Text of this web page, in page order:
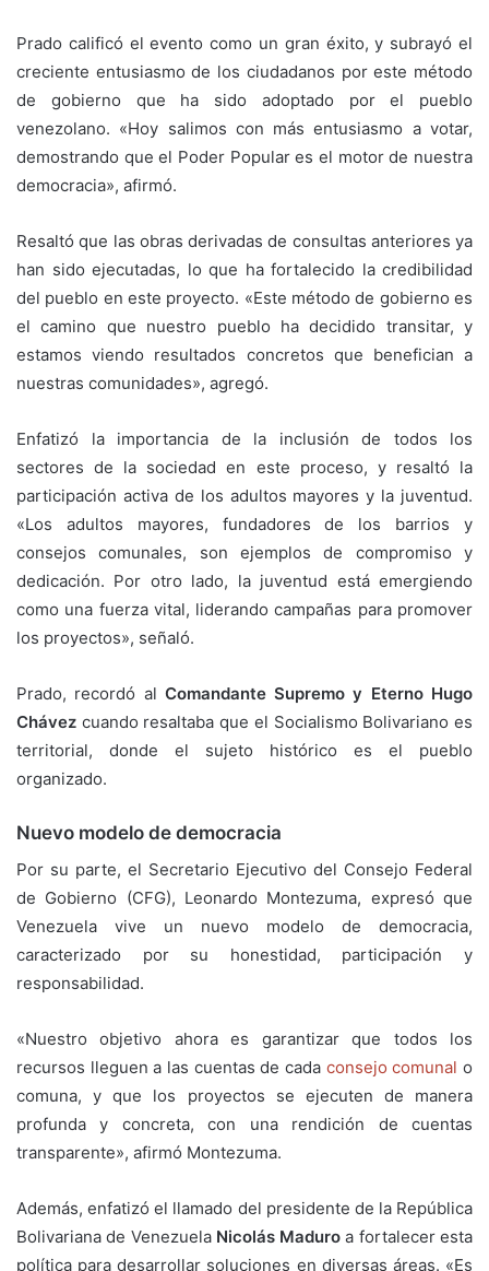
Prado calificó el evento como un gran éxito, y subrayó el
creciente entusiasmo de los ciudadanos por este método
de gobierno que ha sido adoptado por el pueblo
venezolano. «Hoy salimos con más entusiasmo a votar,
demostrando que el Poder Popular es el motor de nuestra
democracia», afirmó.
Resaltó que las obras derivadas de consultas anteriores ya
han sido ejecutadas, lo que ha fortalecido la credibilidad
del pueblo en este proyecto. «Este método de gobierno es
el camino que nuestro pueblo ha decidido transitar, y
estamos viendo resultados concretos que benefician a
nuestras comunidades», agregó.
Enfatizó la importancia de la inclusión de todos los
sectores de la sociedad en este proceso, y resaltó la
participación activa de los adultos mayores y la juventud.
«Los adultos mayores, fundadores de los barrios y
consejos comunales, son ejemplos de compromiso y
dedicación. Por otro lado, la juventud está emergiendo
como una fuerza vital, liderando campañas para promover
los proyectos», señaló.
Prado, recordó al Comandante Supremo y Eterno Hugo
Chávez cuando resaltaba que el Socialismo Bolivariano es
territorial, donde el sujeto histórico es el pueblo
organizado.
Nuevo modelo de democracia
Por su parte, el Secretario Ejecutivo del Consejo Federal
de Gobierno (CFG), Leonardo Montezuma, expresó que
Venezuela vive un nuevo modelo de democracia,
caracterizado por su honestidad, participación y
responsabilidad.
«Nuestro objetivo ahora es garantizar que todos los
recursos lleguen a las cuentas de cada consejo comunal o
comuna, y que los proyectos se ejecuten de manera
profunda y concreta, con una rendición de cuentas
transparente», afirmó Montezuma.
Además, enfatizó el llamado del presidente de la República
Bolivariana de VenezuelaNicolás Maduro a fortalecer esta
política para desarrollar soluciones en diversas áreas. «Es